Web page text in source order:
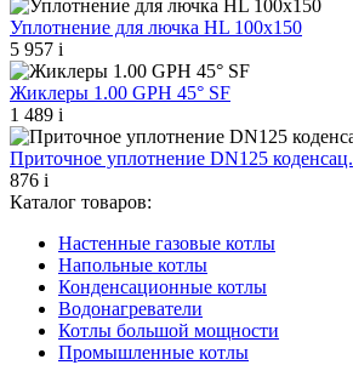
Уплотнение для лючка HL 100х150
5 957 i
Жиклеры 1.00 GPH 45° SF
1 489 i
Приточное уплотнение DN125 коденсац.
876 i
Каталог товаров:
Настенные газовые котлы
Напольные котлы
Конденсационные котлы
Водонагреватели
Котлы большой мощности
Промышленные котлы